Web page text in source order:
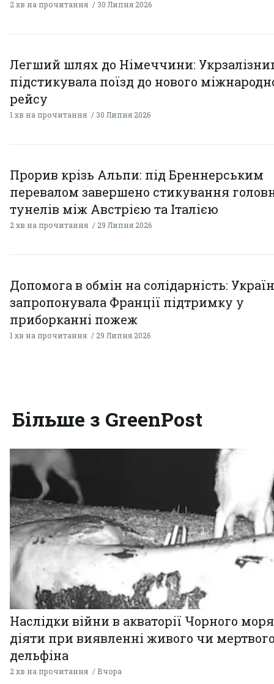
2 хв на прочитання 30 Липня 2026
Легший шлях до Німеччини:
підстикувала поїзд до нового
рейсу
1 хв на прочитання 30 Липня 2026
Прорив крізь Альпи: під Бреннерським
перевалом завершено стикування
тунелів між Австрією та Італією
2 хв на прочитання 29 Липня 2026
Допомога в обмін на солідарність:
запропонувала Франції підтримку у
приборканні пожеж
1 хв на прочитання 29 Липня 2026
Більше з GreenPost
Наслідки війни в акваторії Чорного
діяти при виявленні живого чи
дельфіна
2 хв на прочитання Вчора